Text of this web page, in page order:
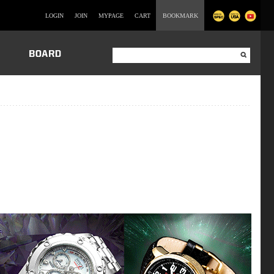
LOGIN JOIN MYPAGE CART BOOKMARK